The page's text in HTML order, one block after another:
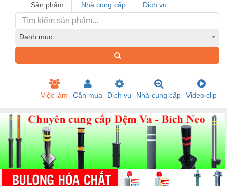
Sản phẩm Nhà cung cấp Dịch vụ
Danh mục
Việc làm Cần mua Dịch vụ Nhà cung cấp Video clip